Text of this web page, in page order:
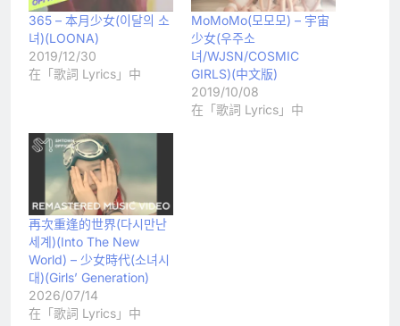
365 – 本月少女(이달의 소
녀)(LOONA)
2019/12/30
在「歌詞 Lyrics」中
MoMoMo(모모모) – 宇宙
少女(우주소
녀/WJSN/COSMIC
GIRLS)(中文版)
2019/10/08
在「歌詞 Lyrics」中
再次重逢的世界(다시만난
세계)(Into The New
World) – 少女時代(소녀시
대)(Girls’ Generation)
2026/07/14
在「歌詞 Lyrics」中